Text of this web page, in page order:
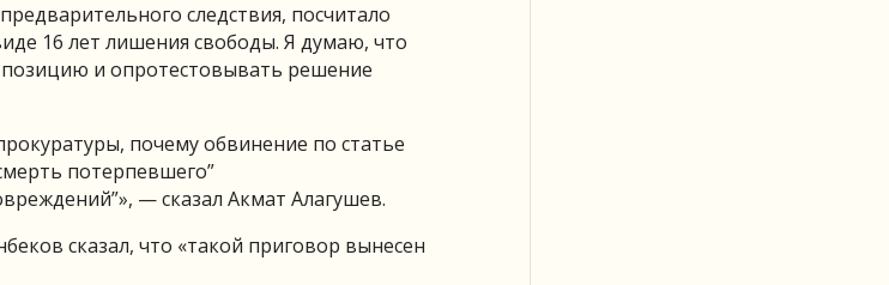
следствия, посчитало
16 лет лишения свободы. Я думаю, что
позицию и опротестовывать решение
почему обвинение по статье
потерпевшего”
— сказал Акмат Алагушев.
сказал, что «такой приговор вынесен